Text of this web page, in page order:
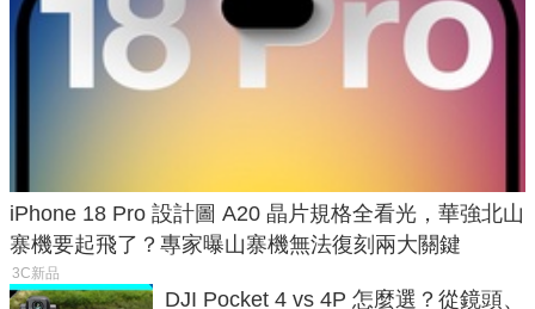
iPhone 18 Pro 設計圖 A20 晶片規格全看光，華強北山
寨機要起飛了？專家曝山寨機無法復刻兩大關鍵
3C新品
DJI Pocket 4 vs 4P 怎麼選？從鏡頭、